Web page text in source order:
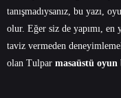
tanışmadıysanız, bu yazı,
olur. Eğer siz de yapımı, en
taviz vermeden
olan Tulpar masaüstü